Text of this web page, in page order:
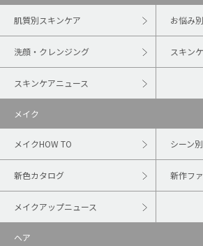
肌質別スキンケア お悩み
洗顔・クレンジング スキン
スキンケアニュース
メイク
メイクHOW TO シーン
新色カタログ 新作フ
メイクアップニュース
ヘア